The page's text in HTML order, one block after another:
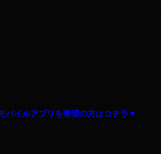
バイルアプリを希望の方はコチラ▼